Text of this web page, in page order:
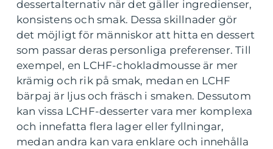
dessertalternativ när det gäller ingredienser,
konsistens och smak. Dessa skillnader gör
det möjligt för människor att hitta en dessert
som passar deras personliga preferenser. Till
exempel, en LCHF-chokladmousse är mer
krämig och rik på smak, medan en LCHF
bärpaj är ljus och fräsch i smaken. Dessutom
kan vissa LCHF-desserter vara mer komplexa
och innefatta flera lager eller fyllningar,
medan andra kan vara enklare och innehålla